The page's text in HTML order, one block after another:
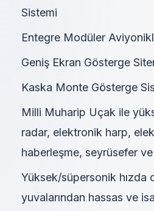
Sistemi
Entegre Modüler
Geniş Ekran Gösterge
Kaska Monte Gösterge
Milli Muharip Uçak ile
radar, elektronik harp,
haberleşme, seyrüsefer
Yüksek/süpersonik hızda
yuvalarından hassas ve